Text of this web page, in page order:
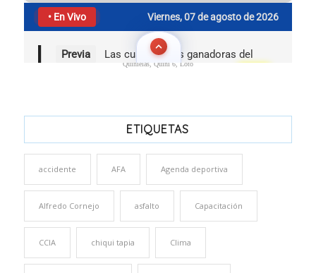
Quinielas, Quini 6, Loto
ETIQUETAS
accidente AFA Agenda deportiva
Alfredo Cornejo asfalto Capacitación
CCIA chiqui tapia Clima